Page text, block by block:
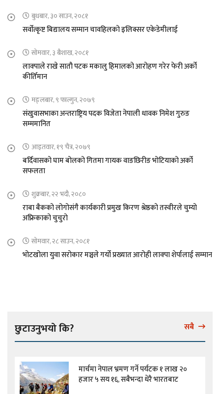
बुधबार, ३० साउन, २०८१
सर्वोत्कृष्ट बिद्यालय सम्मान चावहिलको इलिक्सर एकेडेमीलाई
सोमवार, ३ बैशाख, २०८१
लाक्पाले राखे सातौ पटक मकालु हिमालको आरोहण गरेर फेरी अर्को
कीर्तिमान
मङ्लबार, ९ फाल्गुन, २०७९
संखुवासभाका अन्तराष्ट्रिय पदक विजेता नेपाली धावक निमेश गुरुङ
सम्ममानित
आइतवार, १९ चैत्र, २०७९
बर्दिवासको घाम बोलको गितमा गायक वाङछिरीङ भोटियाको अर्को
सफलता
शुक्रबार, २२ भदौ, २०८०
राबा बैकको लोगोसंगै कार्यकारी प्रमुख किरण श्रेष्ठको तस्वीरले चुम्यो
अफ्रिकाको चुचुरो
सोमवार, २८ साउन, २०८१
भोटखोला युवा सरोकार मञ्चले गर्यो प्रख्यात आरोही लाक्पा शेर्पालाई सम्मान
छुटाउनुभयो कि? सबै
मार्चमा नेपाल भ्रमण गर्ने पर्यटक १ लाख २०
हजार ५ सय १६, सबैभन्दा धेरै भारतबाट